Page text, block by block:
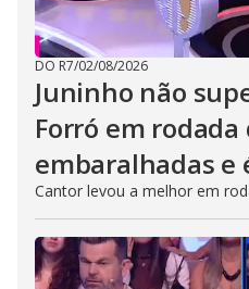
DO R7/02/08/2026
Juninho não
Forró em
embaralhadas e
Cantor levou a melhor em